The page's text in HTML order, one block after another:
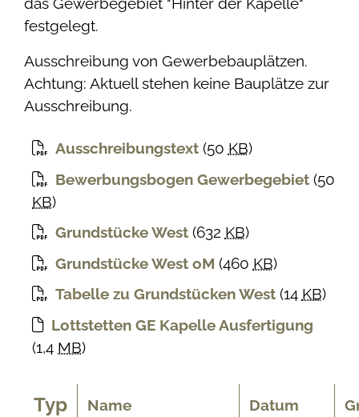
festgelegt.
Ausschreibung von Gewerbebauplätzen.
Achtung: Aktuell stehen keine Bauplätze zur
Ausschreibung.
Ausschreibungstext(50 KB)
Bewerbungsbogen Gewerbegebiet(50
KB)
Grundstücke West(632 KB)
Grundstücke West oM (460 KB)
Tabelle zu Grundstücken West(14 KB)
Lottstetten GE Kapelle Ausfertigung
(1,4 MB)
Typ Name Datum